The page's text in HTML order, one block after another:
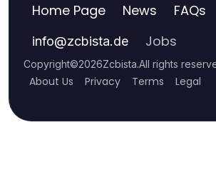
Home Page News FAQs
info@zcbista.de Jobs
Copyright©2026Zcbista.All rights
About Us Privacy Terms Legal